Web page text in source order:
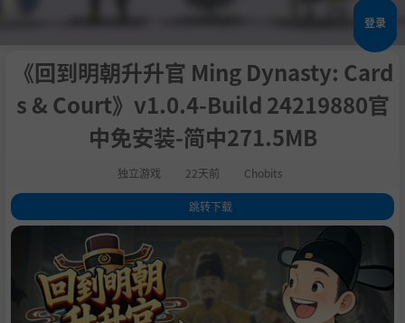
登录
《回到明朝升升官 Ming Dynasty: Card
s & Court》v1.0.4-Build 24219880官
中免安装-简中271.5MB
独立游戏 22天前 Chobits
跳转下载
1.关于此游戏
这是一场在明朝历史洪流中，用卡牌经营资源、用决策左右国运的官场生
存模拟器。
系统需求
4.支持作者